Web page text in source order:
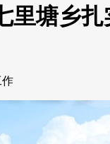
里塘乡
作